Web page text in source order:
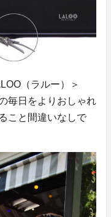
（ラルー）＞
毎日をよりおしゃれ
こと間違いなしで